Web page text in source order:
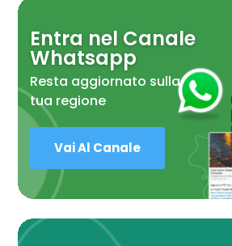
Entra nel Canale
Whatsapp
Resta aggiornato sulla
tua regione
Vai Al Canale